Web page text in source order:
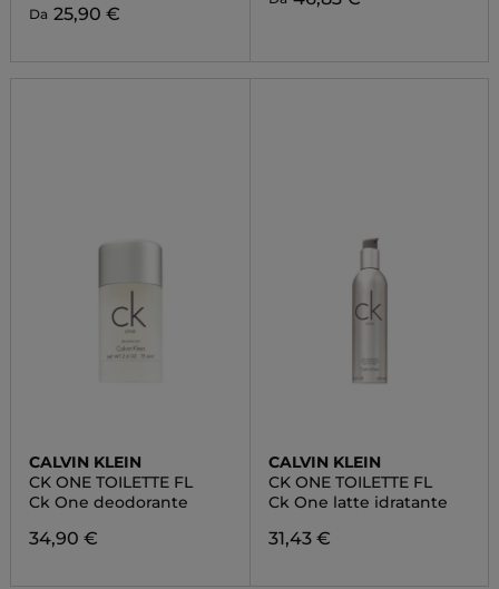
Da 25,90 €
CALVIN KLEIN
CK ONE TOILETTE FL
Ck One deodorante
34,90 €
CALVIN KLEIN
CK ONE TOILETTE FL
Ck One latte idratante
31,43 €